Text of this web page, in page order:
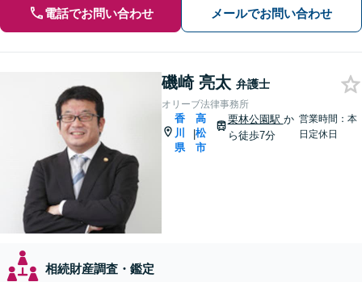
電話でお問い合わせ メールでお問い合わせ
磯崎 亮太 弁護士
オリーブ法律事務所
香
川
県
|
高
松
市
栗林公園駅 か
ら徒歩7分
営業時間：本
日定休日
相続財産調査・鑑定